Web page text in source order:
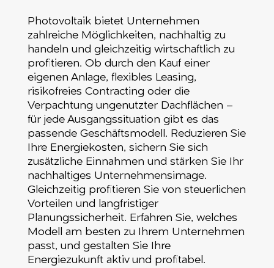
Photovoltaik bietet Unternehmen
zahlreiche Möglichkeiten, nachhaltig zu
handeln und gleichzeitig wirtschaftlich zu
profitieren. Ob durch den Kauf einer
eigenen Anlage, flexibles Leasing,
risikofreies Contracting oder die
Verpachtung ungenutzter Dachflächen –
für jede Ausgangssituation gibt es das
passende Geschäftsmodell. Reduzieren Sie
Ihre Energiekosten, sichern Sie sich
zusätzliche Einnahmen und stärken Sie Ihr
nachhaltiges Unternehmensimage.
Gleichzeitig profitieren Sie von steuerlichen
Vorteilen und langfristiger
Planungssicherheit. Erfahren Sie, welches
Modell am besten zu Ihrem Unternehmen
passt, und gestalten Sie Ihre
Energiezukunft aktiv und profitabel.